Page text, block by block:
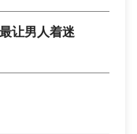
让男人着迷